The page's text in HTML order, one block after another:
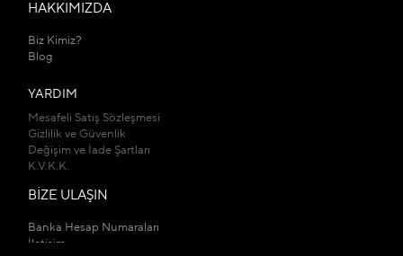
HAKKIMIZDA
Biz Kimiz?
Blog
YARDIM
Mesafeli Satış Sözleşmesi
Gizlilik ve Güvenlik
Değişim ve İade Şartları
K.V.K.K.
BİZE ULAŞIN
Banka Hesap Numaraları
İletişim